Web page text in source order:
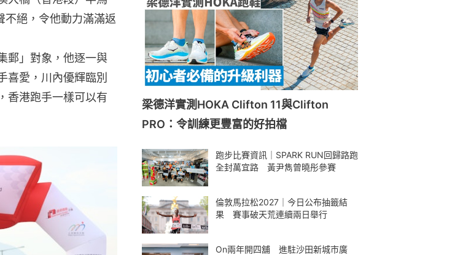
不絕，令他動力滿滿返
郵」對象，他逐一與
喜愛，川內優輝臨別
香港跑手一樣可以有
梁德洋實測HOKA Clifton 11與Clifton
PRO：令訓練更豐富的好拍檔
跑步比賽資訊｜SPARK RUN回歸路跑
全封萬宜路 黃尹雋曾曉彤參賽
倫敦馬拉松2027｜今日公布抽籤結
果 賽事破天荒連續兩日舉行
On兩年開四舖 進駐沙田新城市廣